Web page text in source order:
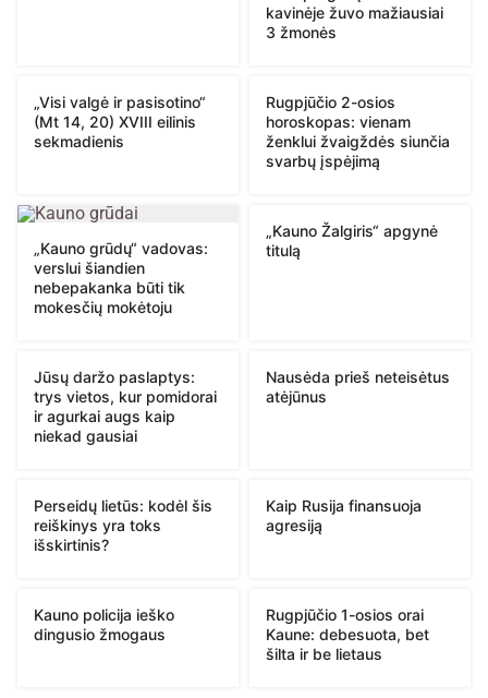
kavinėje žuvo mažiausiai
3 žmonės
„Visi valgė ir pasisotino“
(Mt 14, 20) XVIII eilinis
sekmadienis
Rugpjūčio 2-osios
horoskopas: vienam
ženklui žvaigždės siunčia
svarbų įspėjimą
„Kauno grūdų“ vadovas:
verslui šiandien
nebepakanka būti tik
mokesčių mokėtoju
„Kauno Žalgiris“ apgynė
titulą
Jūsų daržo paslaptys:
trys vietos, kur pomidorai
ir agurkai augs kaip
niekad gausiai
Nausėda prieš neteisėtus
atėjūnus
Perseidų lietūs: kodėl šis
reiškinys yra toks
išskirtinis?
Kaip Rusija finansuoja
agresiją
Kauno policija ieško
dingusio žmogaus
Rugpjūčio 1-osios orai
Kaune: debesuota, bet
šilta ir be lietaus